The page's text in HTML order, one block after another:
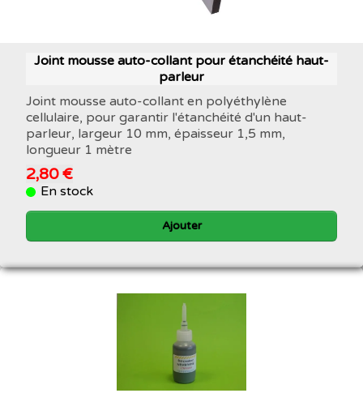
Joint mousse auto-collant pour étanchéité haut-
parleur
Joint mousse auto-collant en polyéthylène
cellulaire, pour garantir l'étanchéité d'un haut-
parleur, largeur 10 mm, épaisseur 1,5 mm,
longueur 1 mètre
2,80 €
En stock
Ajouter